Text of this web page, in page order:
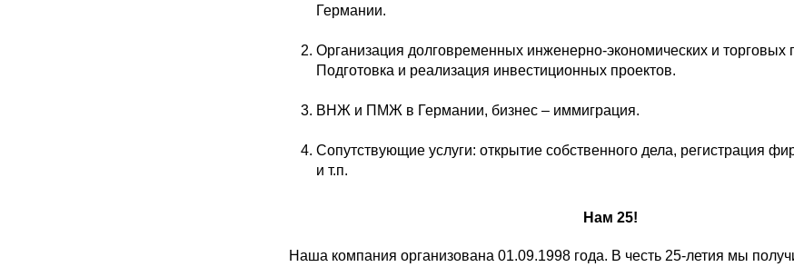
Германии.
Организация долговременных инженерно-экономических и торговых
Подготовка и реализация инвестиционных проектов.
ВНЖ и ПМЖ в Германии, бизнес – иммиграция.
Сопутствующие услуги: открытие собственного дела, регистрация
и т.п.
Нам 25!
Наша компания организована 01.09.1998 года. В честь 25-летия мы